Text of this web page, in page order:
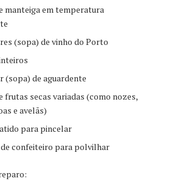
manteiga em temperatura
(sopa) de vinho do Porto
(sopa) de aguardente
frutas secas variadas (como nozes,
e avelãs)
para pincelar
confeiteiro para polvilhar